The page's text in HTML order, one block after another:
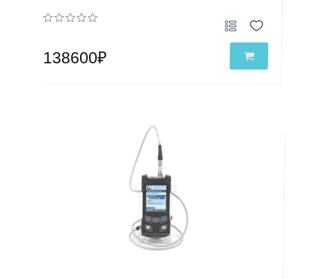
138600₽